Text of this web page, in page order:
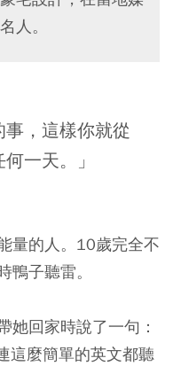
人。
事，這樣你就從
一天。」
量的人。10歲完全不
子聽雷。
她回家時說了一句：
這麼簡單的英文都聽